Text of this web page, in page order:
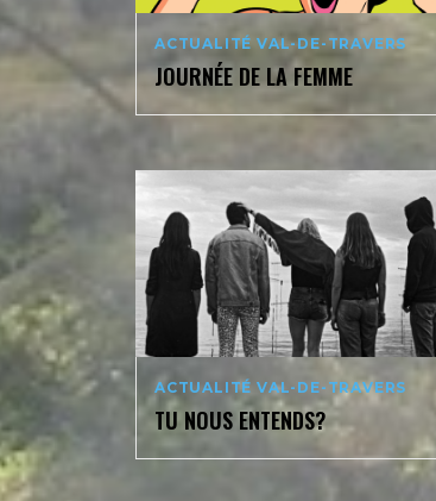
ACTUALITÉ VAL-DE-TRAVERS
JOURNÉE DE LA FEMME
ACTUALITÉ VAL-DE-TRAVERS
TU NOUS ENTENDS?